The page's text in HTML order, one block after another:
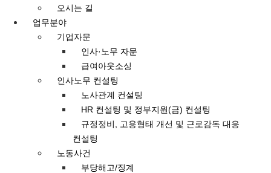
오시는 길
업무분야
기업자문
인사·노무 자문
급여아웃소싱
인사노무 컨설팅
노사관계 컨설팅
HR 컨설팅 및 정부지원(금) 컨설팅
규정정비, 고용형태 개선 및 근로감독 대응
컨설팅
노동사건
부당해고/징계